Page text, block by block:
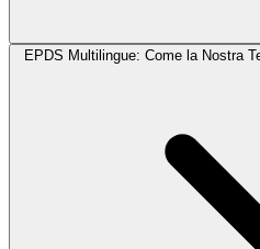
EPDS Multilingue: Come la Nostra